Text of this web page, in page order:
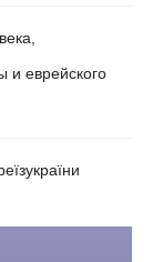
и еврейского